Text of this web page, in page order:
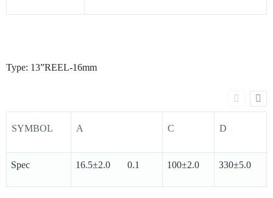
Type: 13”REEL-16mm
SYMBOL A C D
Spec 16.5±2.0 0.1 100±2.0 330±5.0